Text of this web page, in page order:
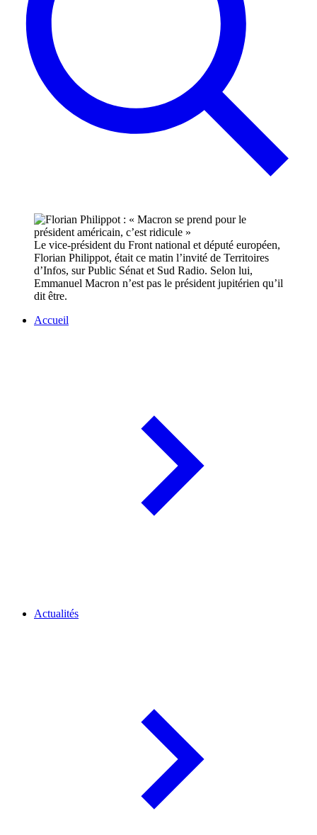
Le vice-président du Front national et député européen,
Florian Philippot, était ce matin l’invité de Territoires
d’Infos, sur Public Sénat et Sud Radio. Selon lui,
Emmanuel Macron n’est pas le président jupitérien qu’il
dit être.
Accueil
Actualités